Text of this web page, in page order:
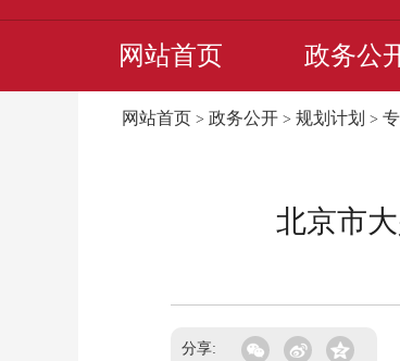
网站首页 政务公
网站首页 > 政务公开 > 规划计划 >
北京市
分享: